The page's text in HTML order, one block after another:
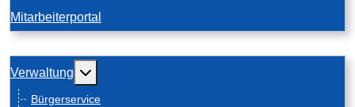
Mitarbeiterportal
Verwaltung Weitere Informationen: Verwaltung
Bürgerservice